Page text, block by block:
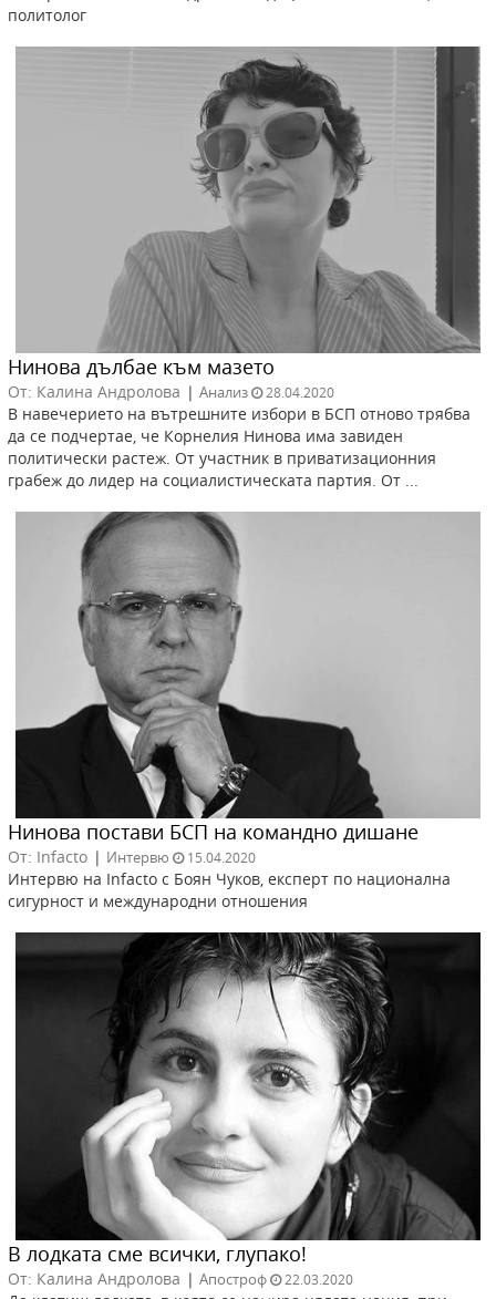
политолог
Нинова дълбае към мазето
От: Калина Андролова | Анализ 28.04.2020
В навечерието на вътрешните избори в БСП отново трябва
да се подчертае, че Корнелия Нинова има завиден
политически растеж. От участник в приватизационния
грабеж до лидер на социалистическата партия. От ...
Нинова постави БСП на командно дишане
От: Infacto | Интервю 15.04.2020
Интервю на Infacto с Боян Чуков, експерт по национална
сигурност и международни отношения
В лодката сме всички, глупако!
От: Калина Андролова | Апостроф 22.03.2020